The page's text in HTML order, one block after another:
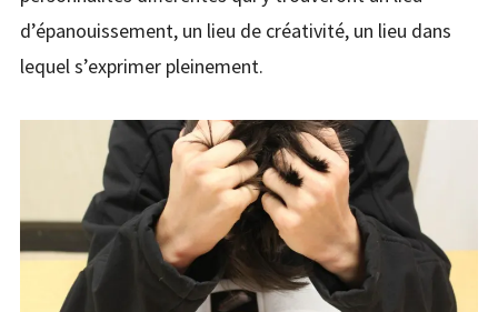
d’épanouissement, un lieu de créativité, un lieu dans
lequel s’exprimer pleinement.